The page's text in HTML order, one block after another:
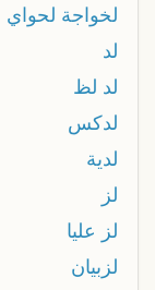
لخواجة لحواي
لد
لد لظ
لدكس
لدية
لز
لز عليا
لزبيان